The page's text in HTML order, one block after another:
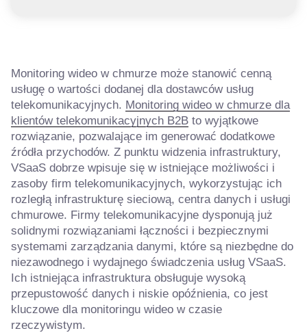
Monitoring wideo w chmurze może stanowić cenną
usługę o wartości dodanej dla dostawców usług
telekomunikacyjnych. Monitoring wideo w chmurze dla
klientów telekomunikacyjnych B2B to wyjątkowe
rozwiązanie, pozwalające im generować dodatkowe
źródła przychodów. Z punktu widzenia infrastruktury,
VSaaS dobrze wpisuje się w istniejące możliwości i
zasoby firm telekomunikacyjnych, wykorzystując ich
rozległą infrastrukturę sieciową, centra danych i usługi
chmurowe. Firmy telekomunikacyjne dysponują już
solidnymi rozwiązaniami łączności i bezpiecznymi
systemami zarządzania danymi, które są niezbędne do
niezawodnego i wydajnego świadczenia usług VSaaS.
Ich istniejąca infrastruktura obsługuje wysoką
przepustowość danych i niskie opóźnienia, co jest
kluczowe dla monitoringu wideo w czasie
rzeczywistym.